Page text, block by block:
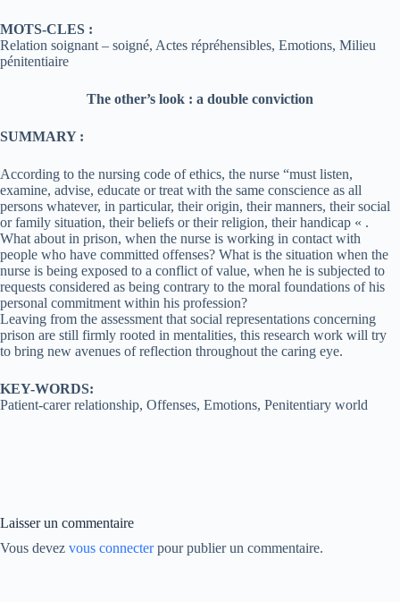
MOTS-CLES :
Relation soignant – soigné, Actes répréhensibles, Emotions, Milieu
pénitentiaire
The other’s look : a double conviction
SUMMARY :
According to the nursing code of ethics, the nurse “must listen,
examine, advise, educate or treat with the same conscience as all
persons whatever, in particular, their origin, their manners, their social
or family situation, their beliefs or their religion, their handicap « .
What about in prison, when the nurse is working in contact with
people who have committed offenses? What is the situation when the
nurse is being exposed to a conflict of value, when he is subjected to
requests considered as being contrary to the moral foundations of his
personal commitment within his profession?
Leaving from the assessment that social representations concerning
prison are still firmly rooted in mentalities, this research work will try
to bring new avenues of reflection throughout the caring eye.
KEY-WORDS:
Patient-carer relationship, Offenses, Emotions, Penitentiary world
Laisser un commentaire
Vous devez vous connecterpour publier un commentaire.